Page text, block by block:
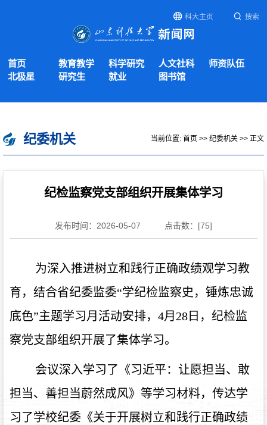
科大主页 搜索
首页 教育教学 科学研究 人文社科
师资队伍
北极星
研究生 就业 图书馆
纪委机关 当前位置: 首页 >> 纪委机关 >> 正文
纪检监察党支部组织开展集体学习
发布时间：2026-05-07 点击数：[75]
为深入推进树立和践行正确政绩观学习教
育，结合省纪委监委“学纪检监察史，锤炼忠诚
底色”主题学习月活动安排，4月28日，纪检监
察党支部组织开展了集体学习。
会议深入学习了《习近平：让愿担当、敢
担当、善担当蔚然成风》等学习材料，传达学
习了学校纪委《关于开展树立和践行正确政绩